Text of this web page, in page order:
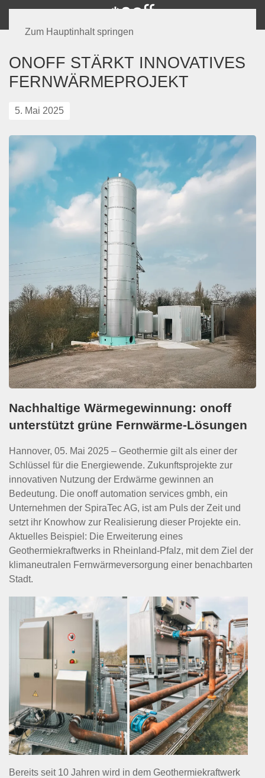
Zum Hauptinhalt springen
ONOFF STÄRKT INNOVATIVES
FERNWÄRMEPROJEKT
5. Mai 2025
Nachhaltige Wärmegewinnung: onoff
unterstützt grüne Fernwärme-Lösungen
Hannover, 05. Mai 2025 – Geothermie gilt als einer der
Schlüssel für die Energiewende. Zukunftsprojekte zur
innovativen Nutzung der Erdwärme gewinnen an
Bedeutung. Die onoff automation services gmbh, ein
Unternehmen der SpiraTec AG, ist am Puls der Zeit und
setzt ihr Knowhow zur Realisierung dieser Projekte ein.
Aktuelles Beispiel: Die Erweiterung eines
Geothermiekraftwerks in Rheinland-Pfalz, mit dem Ziel der
klimaneutralen Fernwärmeversorgung einer benachbarten
Stadt.
Bereits seit 10 Jahren wird in dem Geothermiekraftwerk